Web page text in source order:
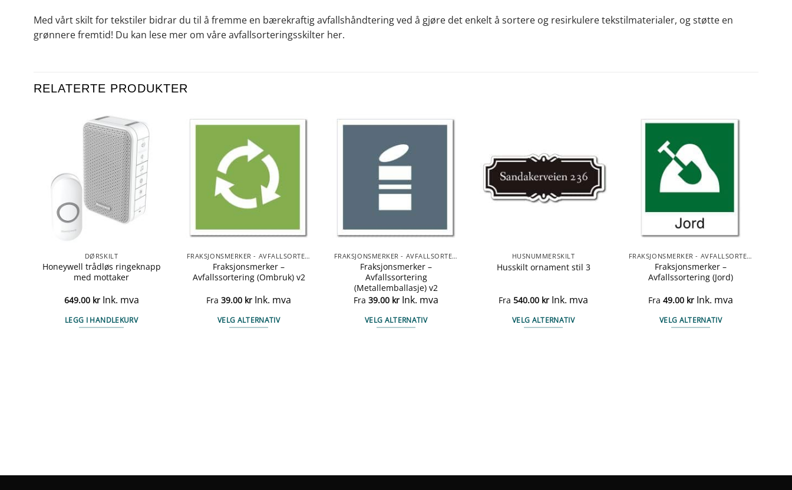
Med vårt skilt for tekstiler bidrar du til å fremme en bærekraftig avfallshåndtering ved å gjøre det enkelt å sortere og resirkulere tekstilmaterialer, og støtte en
grønnere fremtid! Du kan lese mer om våre avfallsorteringsskilter her.
RELATERTE PRODUKTER
DØRSKILT
Honeywell trådløs ringeknapp
med mottaker
649.00 kr Ink. mva
LEGG I HANDLEKURV
FRAKSJONSMERKER - AVFALLSORTERING
Fraksjonsmerker –
Avfallssortering (Ombruk) v2
Fra 39.00 kr Ink. mva
VELG ALTERNATIV
FRAKSJONSMERKER - AVFALLSORTERING
Fraksjonsmerker –
Avfallssortering
(Metallemballasje) v2
Fra 39.00 kr Ink. mva
VELG ALTERNATIV
HUSNUMMERSKILT
Husskilt ornament stil 3
Fra 540.00 kr Ink. mva
VELG ALTERNATIV
FRAKSJONSMERKER - AVFALLSORTERING
Fraksjonsmerker –
Avfallssortering (Jord)
Fra 49.00 kr Ink. mva
VELG ALTERNATIV